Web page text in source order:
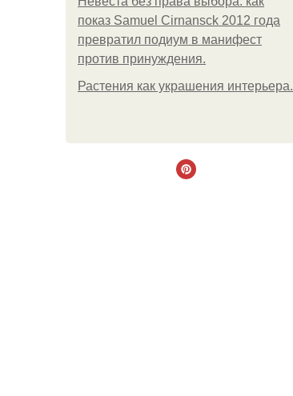
показ Samuel Cirnansck 2012 года
превратил подиум в манифест
против принуждения.
Растения как украшения интерьера.